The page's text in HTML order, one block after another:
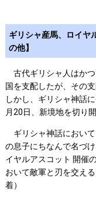
ギリシャ産馬、ロイヤ
の他】
古代ギリシャ人はか
国を支配したが、その
しかし、ギリシャ神話
月20日、新境地を切り
ギリシャ神話におい
の息子にちなんで名づ
イヤルアスコット 開催
おいて敵軍と刃を交え
着）